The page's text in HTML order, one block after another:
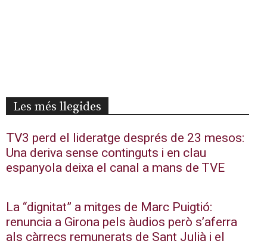
Les més llegides
TV3 perd el lideratge després de 23 mesos:
Una deriva sense continguts i en clau
espanyola deixa el canal a mans de TVE
La “dignitat” a mitges de Marc Puigtió:
renuncia a Girona pels àudios però s’aferra
als càrrecs remunerats de Sant Julià i el